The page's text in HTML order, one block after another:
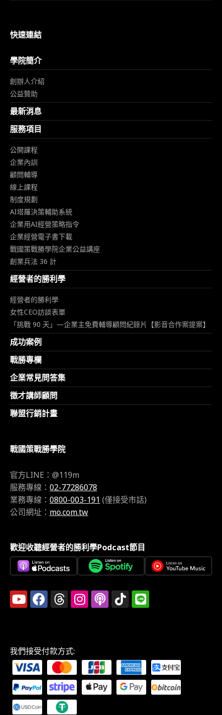
快速連結
學院簡介
創辦人介紹
公益贊助
最新消息
服務項目
公開課程
企業內訓
顧問輔導
線上課程
制度規劃
AI塔羅決策輔助系統
企業用AI經營策略指令
企業經營電子書下載
戰國策戰勝學院企業公益講座
創業兵法 36 計
經營者的勝利學
經營者的勝利學
女性CEO訪談表單
「挑戰 90 天」—企業主免費輔導顧問紀錄片【影音合作案提案】
成功案例
戰勝專欄
企業常見問答集
徵才講師顧問
聯盟行銷計畫
戰國策戰勝學院
官方LINE：@119m
服務專線： 02-77286078
業務專線： 0800-003-191 (僅接受市話)
公司網址： mo.com.tw
歡迎收聽經營者的勝利學Podcast節目
我們接受付款方式: